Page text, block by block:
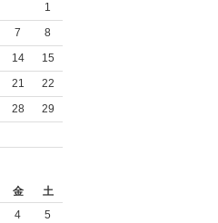
1
7
8
14
15
21
22
28
29
金
土
4
5